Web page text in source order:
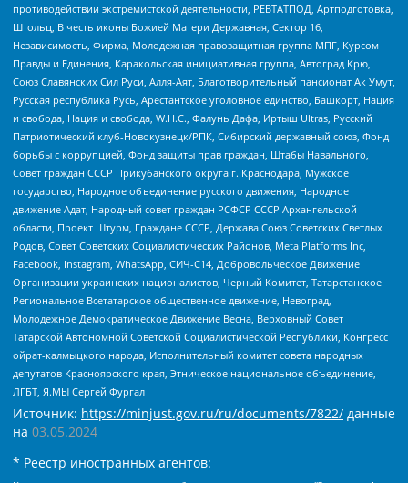
противодействии экстремистской деятельности, РЕВТАТПОД, Артподготовка,
Штольц, В честь иконы Божией Матери Державная, Сектор 16,
Независимость, Фирма, Молодежная правозащитная группа МПГ, Курсом
Правды и Единения, Каракольская инициативная группа, Автоград Крю,
Союз Славянских Сил Руси, Алля-Аят, Благотворительный пансионат Ак Умут,
Русская республика Русь, Арестантское уголовное единство, Башкорт, Нация
и свобода, Нация и свобода, W.H.С., Фалунь Дафа, Иртыш Ultras, Русский
Патриотический клуб-Новокузнецк/РПК, Сибирский державный союз, Фонд
борьбы с коррупцией, Фонд защиты прав граждан, Штабы Навального,
Совет граждан СССР Прикубанского округа г. Краснодара, Мужское
государство, Народное объединение русского движения, Народное
движение Адат, Народный совет граждан РСФСР СССР Архангельской
области, Проект Штурм, Граждане СССР, Держава Союз Советских Светлых
Родов, Совет Советских Социалистических Районов, Meta Platforms Inc,
Facebook, Instagram, WhatsApp, СИЧ-С14, Добровольческое Движение
Организации украинских националистов, Черный Комитет, Татарстанское
Региональное Всетатарское общественное движение, Невоград,
Молодежное Демократическое Движение Весна, Верховный Совет
Татарской Автономной Советской Социалистической Республики, Конгресс
ойрат-калмыцкого народа, Исполнительный комитет совета народных
депутатов Красноярского края, Этническое национальное объединение,
ЛГБТ, Я.МЫ Сергей Фургал
Источник: https://minjust.gov.ru/ru/documents/7822/ данные
на 03.05.2024
* Реестр иностранных агентов: